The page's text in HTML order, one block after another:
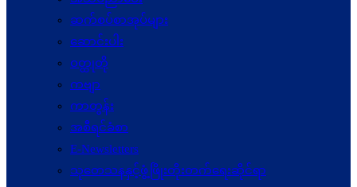
ဆက်စပ်စာအုပ်များ
ဆောင်းပါး
ဝတ္ထုတို
ကဗျာ
ကာတွန်း
အစီရင်ခံစာ
E-Newsletters
သုတေသနနှင့်ဖွံ့ဖြိုးတိုးတက်ရေးဆိုင်ရာ